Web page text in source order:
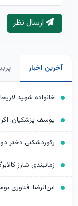
ارسال نظر
آخرین اخبار
یوسف پزشکیان:
رکوردشکنی دختر